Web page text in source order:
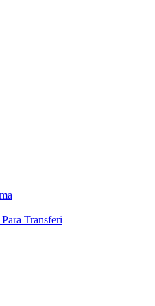
Transferi